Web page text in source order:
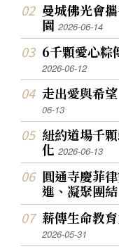
曼城佛光會
園2026-06-14
6千顆愛心
2026-06-12
走出愛與希
06-13
紐約道場千
化2026-06-13
圓通寺慶菲
進、凝聚團
薪傳生命教
2026-05-31